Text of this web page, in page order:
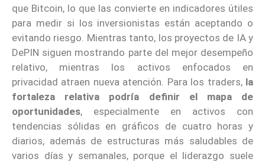
que Bitcoin, lo que las convierte en indicadores útiles
para medir si los inversionistas están aceptando o
evitando riesgo. Mientras tanto, los proyectos de IA y
DePIN siguen mostrando parte del mejor desempeño
relativo, mientras los activos enfocados en
privacidad atraen nueva atención. Para los traders, la
fortaleza relativa podría definir el mapa de
oportunidades, especialmente en activos con
tendencias sólidas en gráficos de cuatro horas y
diarios, además de estructuras más saludables de
varios días y semanales, porque el liderazgo suele